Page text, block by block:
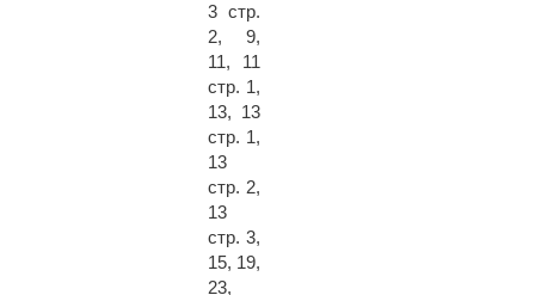
3 стр.
2, 9,
11, 11
стр. 1,
13, 13
стр. 1,
13
стр. 2,
13
стр. 3,
15, 19,
23,